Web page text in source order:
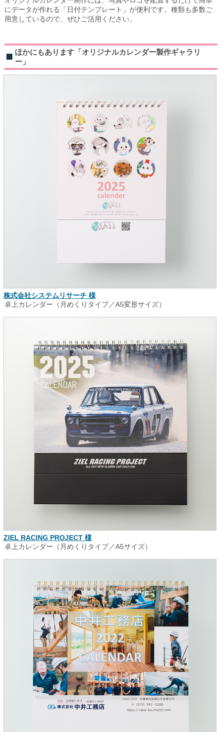
にデータが作れる「日付テンプレート」が便利です。種類も多数ご
用意しているので、ぜひご活用ください。
ほかにもあります「オリジナルカレンダー製作ギャラリ
ー」
株式会社システムリサーチ 様
卓上カレンダー（月めくりタイプ／A5変形サイズ）
ZIEL RACING PROJECT 様
卓上カレンダー（月めくりタイプ／A5サイズ）